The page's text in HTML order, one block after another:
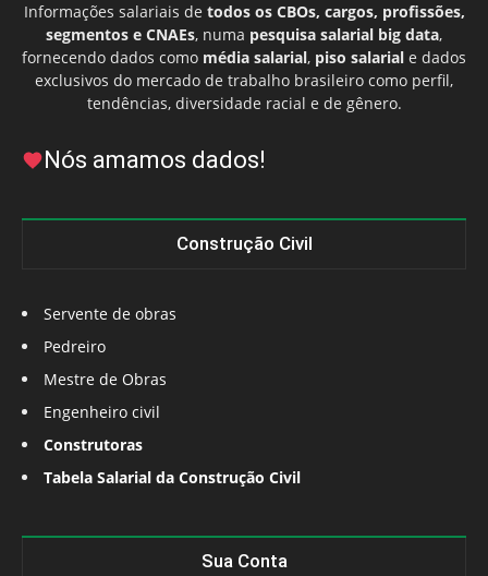
Informações salariais de todos os CBOs, cargos, profissões,
segmentos e CNAEs, numa pesquisa salarial big data,
fornecendo dados como média salarial, piso salarial e dados
exclusivos do mercado de trabalho brasileiro como perfil,
tendências, diversidade racial e de gênero.
Nós amamos dados!
Construção Civil
Servente de obras
Pedreiro
Mestre de Obras
Engenheiro civil
Construtoras
Tabela Salarial da Construção Civil
Sua Conta